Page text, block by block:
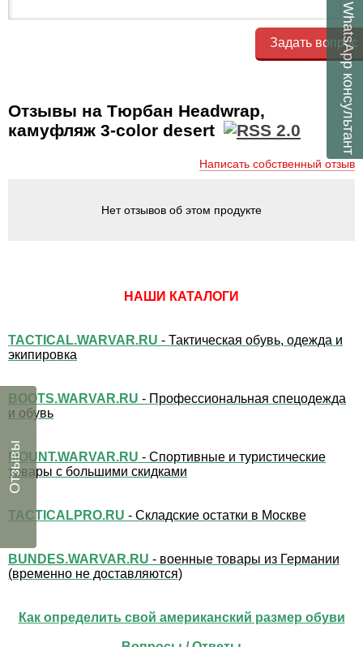
Задать вопрос
Отзывы на Тюрбан Headwrap,
камуфляж 3-color desert
Написать собственный отзыв
Нет отзывов об этом продукте
НАШИ КАТАЛОГИ
TACTICAL.WARVAR.RU - Тактическая обувь, одежда и
экипировка
BOOTS.WARVAR.RU - Профессиональная спецодежда
и обувь
MOUNT.WARVAR.RU - Спортивные и туристические
товары с большими скидками
TACTICALPRO.RU - Складские остатки в Москве
BUNDES.WARVAR.RU - военные товары из Германии
(временно не доставляются)
Как определить свой американский размер обуви
WhatsApp
консультант
Отзывы